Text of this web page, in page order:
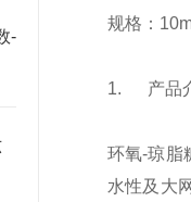
-
规格：
1. 产品
环氧-琼脂
水性及大